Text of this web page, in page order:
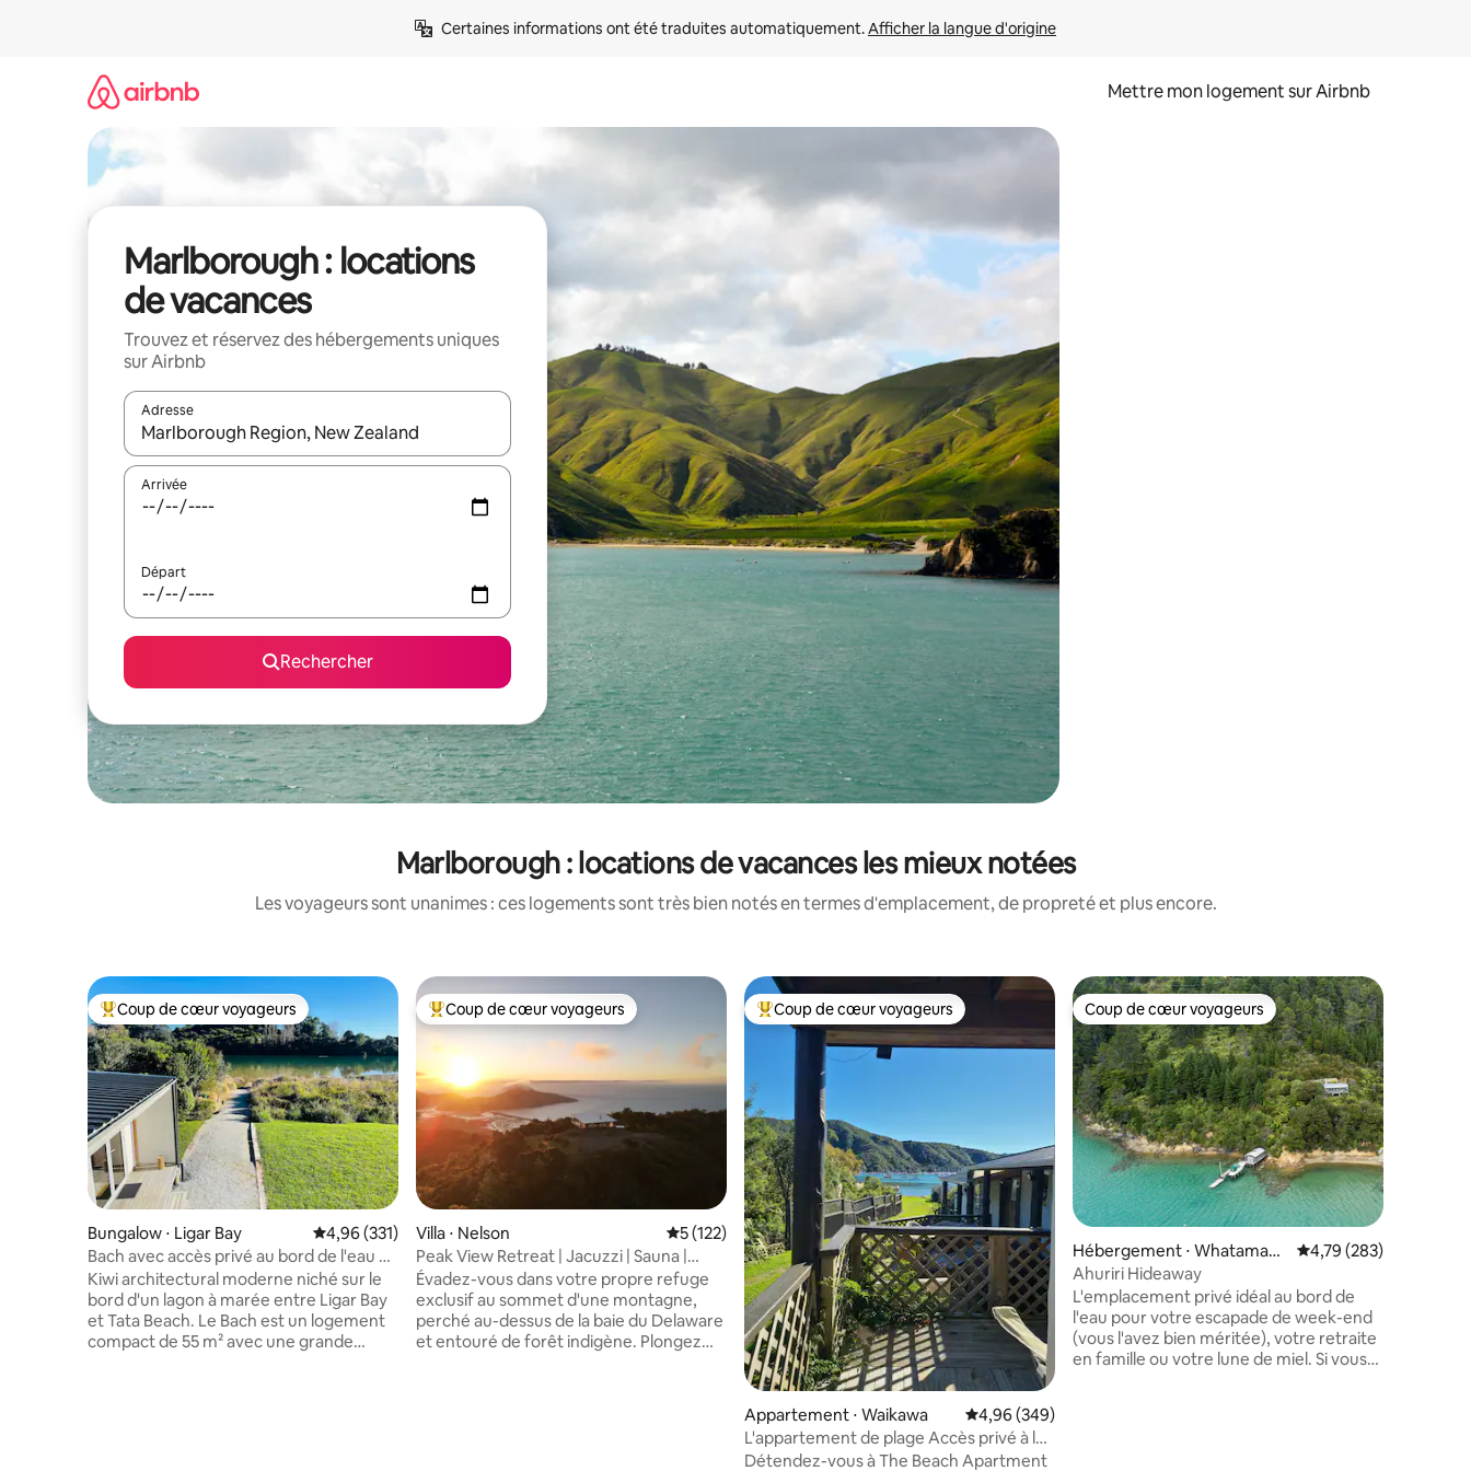
Certaines informations ont été traduites automatiquement. Afficher la langue d'origine
Mettre mon logement sur Airbnb
Marlborough : locations
de vacances
Trouvez et réservez des hébergements uniques
sur Airbnb
Adresse
Lorsque les résultats s'affichent, utilisez les flèches vers le haut et vers le bas pour les parcourir ou en appuyant et en faisant glisser.
Arrivée
Départ
Rechercher
Marlborough : locations de vacances les mieux notées
Les voyageurs sont unanimes : ces logements sont très bien notés en termes d'emplacement, de propreté et plus encore.
Coups de cœur voyageurs les plus appréciés
Coup de cœur voyageurs
Bungalow ⋅ Ligar Bay Évaluation moyenne sur la base de 331 commentaires : 4,96 sur 5
4,96 (331)
Bach avec accès privé au bord de l'eau +
2 kayaks
Kiwi architectural moderne niché sur le
bord d'un lagon à marée entre Ligar Bay
et Tata Beach. Le Bach est un logement
compact de 55 m² avec une grande
Coups de cœur voyageurs les plus appréciés
Coup de cœur voyageurs
Villa ⋅ Nelson Évaluation moyenne sur la base de 122 commentaires : 5 sur 5
5 (122)
Peak View Retreat | Jacuzzi | Sauna |
Nelson
Évadez-vous dans votre propre refuge
exclusif au sommet d'une montagne,
perché au-dessus de la baie du Delaware
et entouré de forêt indigène. Plongez
Coups de cœur voyageurs les plus appréciés
Coup de cœur voyageurs
Appartement ⋅ Waikawa Évaluation moyenne sur la base de 349 commentaires : 4,96 sur 5
4,96 (349)
L'appartement de plage Accès privé à la
plage
Détendez-vous à The Beach Apartment
Coup de cœur voyageurs
Coup de cœur voyageurs
Hébergement ⋅ Whatamang
o Bay
Évaluation moyenne
4,79 (283)
Ahuriri Hideaway
L'emplacement privé idéal au bord de
l'eau pour votre escapade de week-end
(vous l'avez bien méritée), votre retraite
en famille ou votre lune de miel. Si vous